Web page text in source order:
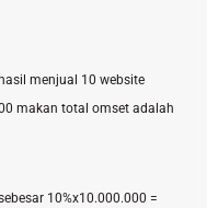
menjual 10 website
makan total omset adalah
10%x10.000.000 =